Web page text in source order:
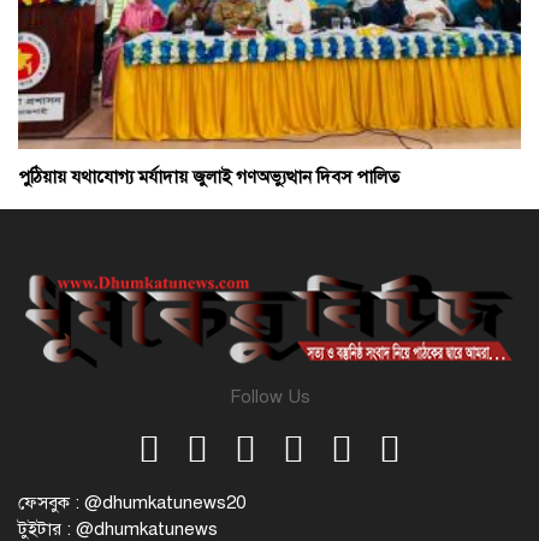
পুঠিয়ায় যথাযোগ্য মর্যাদায় জুলাই গণঅভ্যুত্থান দিবস পালিত
Follow Us
ফেসবুক : @dhumkatunews20
টুইটার : @dhumkatunews